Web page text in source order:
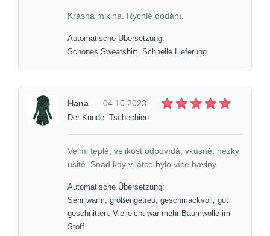
Krásná mikina. Rychlé dodání.
Automatische Übersetzung:
Schönes Sweatshirt. Schnelle Lieferung.
Hana 04.10.2023
Der Kunde: Tschechien
Velmi teplé, velikost odpovídá, vkusné, hezky
ušité. Snad kdy v látce bylo více bavlny
Automatische Übersetzung:
Sehr warm, größengetreu, geschmackvoll, gut
geschnitten. Vielleicht war mehr Baumwolle im
Stoff